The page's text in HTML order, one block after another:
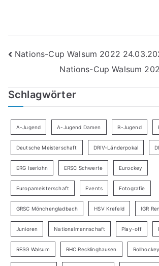
Beitragsnavigation
Nations-Cup Walsum 2022
Nations-Cup Walsum
Schlagwörter
A-Jugend A-Jugend Damen B-Jugend
Deutsche Meisterschaft DRIV-Länderpokal
ERG Iserlohn ERSC Schwerte Eurockey
Europameisterschaft Events Fotografie
GRSC Mönchengladbach HSV Krefeld IGR
Junioren Nationalmannschaft Play-off
RESG Walsum RHC Recklinghausen Rollhockey